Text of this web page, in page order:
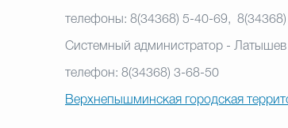
телефоны: 8(34368) 5-40-69,
Системный администратор -
телефон: 8(34368) 3-68-50
Верхнепышминская городская